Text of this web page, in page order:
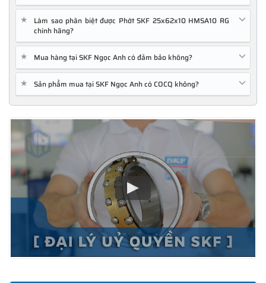
★
Làm sao phân biệt được Phớt SKF 25x62x10 HMSA10 RG
chính hãng?
★ Mua hàng tại SKF Ngọc Anh có đảm bảo không?
★ Sản phẩm mua tại SKF Ngọc Anh có COCQ không?